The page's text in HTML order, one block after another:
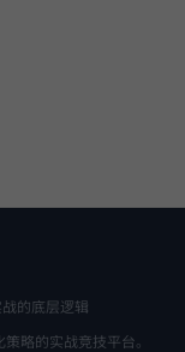
的底层逻辑
略的实战竞技平台。